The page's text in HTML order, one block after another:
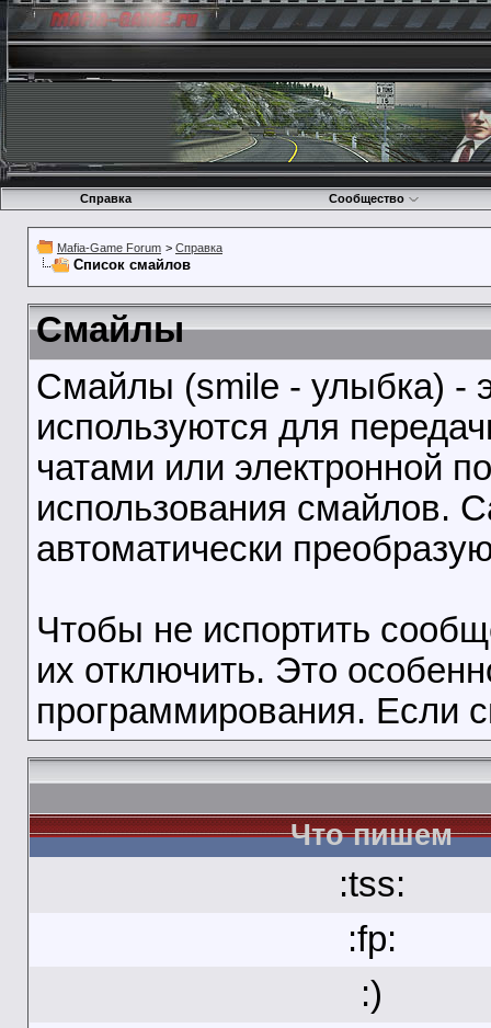
Справка Сообщество
Mafia-Game Forum > Справка
Список смайлов
Смайлы
Смайлы (smile - улыбка) -
используются для
чатами или электронной
использования смайлов.
автоматически
Чтобы не испортить
их отключить. Это
программирования. Если
Что пишем
:tss:
:fp:
:)